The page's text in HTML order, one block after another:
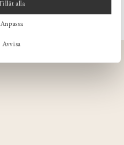
alla
Anpassa
Avvisa